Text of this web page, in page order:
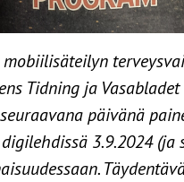
Tidning ja
päivänä
3.9.2024 (ja